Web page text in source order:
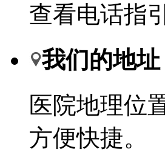
查看电话指引
我们的地址
医院地理位
方便快捷。